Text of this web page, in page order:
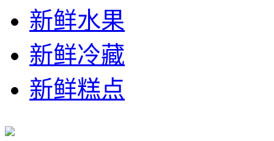
新鲜水果
新鲜冷藏
新鲜糕点